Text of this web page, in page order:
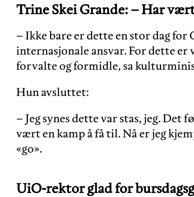
Trine Skei Grande: – Har
– Ikke bare er dette en stor dag
internasjonale ansvar. For dette
forvalte og formidle, sa
Hun avsluttet:
– Jeg synes dette var stas, jeg. Det
vært en kamp å få til. Nå er jeg
«go».
UiO-rektor glad for